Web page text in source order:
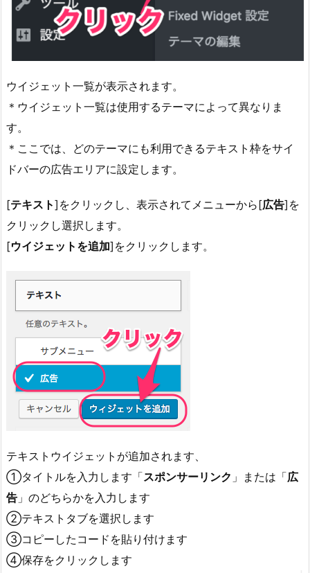
ウイジェット一覧が表示されます。
＊ウイジェット一覧は使用するテーマによって異なりま
す。
＊ここでは、どのテーマにも利用できるテキスト枠をサイ
ドバーの広告エリアに設定します。
[テキスト]をクリックし、表示されてメニューから[広告]を
クリックし選択します。
[ウイジェットを追加]をクリックします。
テキストウイジェットが追加されます、
①タイトルを入力します「スポンサーリンク 」または「広
告 」のどちらかを入力します
②テキストタブを選択します
③コピーしたコードを貼り付けます
④保存をクリックします